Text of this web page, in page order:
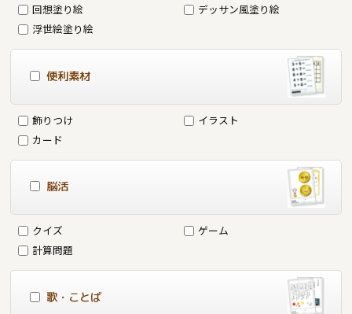
回想塗り絵
デッサン風塗り絵
浮世絵塗り絵
便利素材
飾りつけ
イラスト
カード
脳活
クイズ
ゲーム
計算問題
歌・ことば